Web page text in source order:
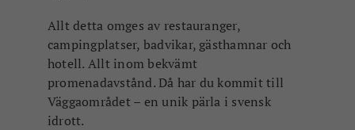
Allt detta omges av restauranger,
campingplatser, badvikar, gästhamnar och
hotell. Allt inom bekvämt
promenadavstånd. Då har du kommit till
Väggaområdet – en unik pärla i svensk
idrott.